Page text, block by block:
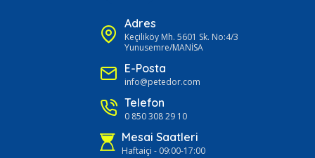
Adres
Keçiliköy Mh. 5601 Sk. No:4/3
Yunusemre/MANİSA
E-Posta
info@petedor.com
Telefon
0 850 308 29 10
Mesai Saatleri
Haftaiçi - 09:00-17:00